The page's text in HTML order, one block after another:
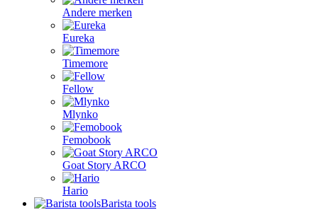
Andere merken
Eureka
Timemore
Fellow
Mlynko
Femobook
Goat Story ARCO
Hario
Barista tools